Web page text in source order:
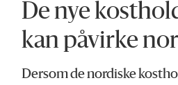
De nye
kan påvirke
Dersom de nordiske